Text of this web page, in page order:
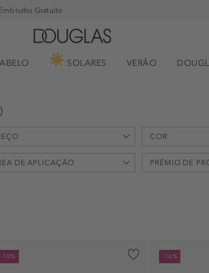
Embrulho Gratuito
SOLARES VERÃO
)
-
€
max
COR
DE APLICAÇÃO
lábio superior (3)
PRÉMIO DE
livre de
-18% -16%